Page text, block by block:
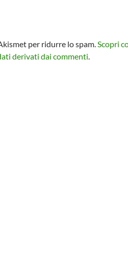
per ridurre lo spam.Scopri
derivati dai commenti.